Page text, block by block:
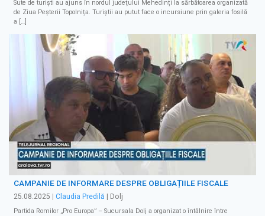
Sute de turiști au ajuns în nordul judeţului Mehedinți la sărbătoarea organizată
de Ziua Peșterii Topolnița. Turiștii au putut face o incursiune prin galeria fosilă
a […]
CAMPANIE DE INFORMARE DESPRE OBLIGAȚIILE FISCALE
25.08.2025 Claudia Predilă | Dolj
Partida Romilor „Pro Europa” – Sucursala Dolj a organizat o întâlnire între